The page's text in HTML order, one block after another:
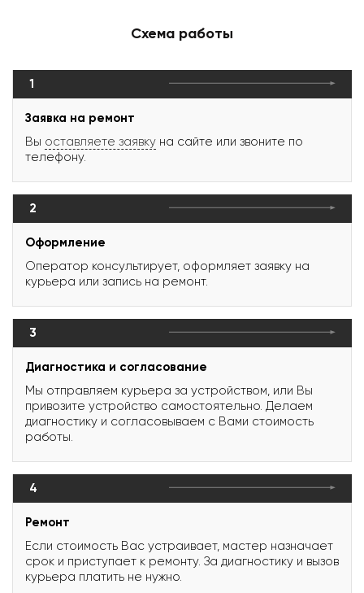
Схема работы
1
Заявка на ремонт
Вы оставляете заявку на сайте или звоните по
телефону.
2
Оформление
Оператор консультирует, оформляет заявку на
курьера или запись на ремонт.
3
Диагностика и согласование
Мы отправляем курьера за устройством, или Вы
привозите устройство самостоятельно. Делаем
диагностику и согласовываем с Вами стоимость
работы.
4
Ремонт
Если стоимость Вас устраивает, мастер назначает
срок и приступает к ремонту. За диагностику и вызов
курьера платить не нужно.